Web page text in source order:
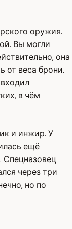
оружия.
Вы могли
она
от веса брони.
в чём
и инжир. У
ещё
Спецназовец
через три
но по